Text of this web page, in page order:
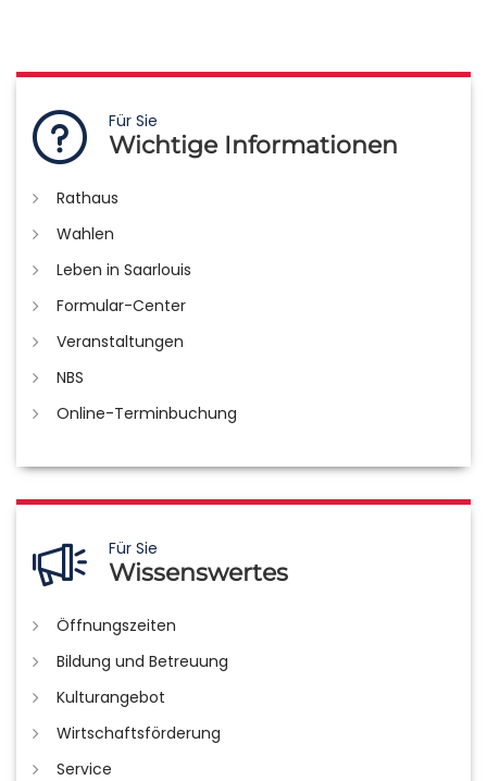
Für Sie
Wichtige Informationen
Rathaus
Wahlen
Leben in Saarlouis
Formular-Center
Veranstaltungen
NBS
Online-Terminbuchung
Für Sie
Wissenswertes
Öffnungszeiten
Bildung und Betreuung
Kulturangebot
Wirtschaftsförderung
Service